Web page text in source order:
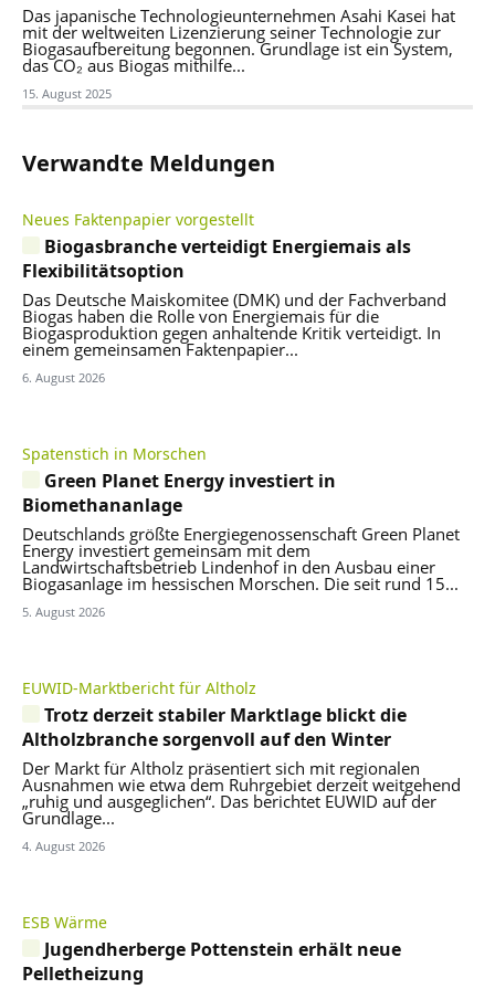
Das japanische Technologieunternehmen Asahi Kasei hat
mit der weltweiten Lizenzierung seiner Technologie zur
Biogasaufbereitung begonnen. Grundlage ist ein System,
das CO₂ aus Biogas mithilfe...
15. August 2025
Verwandte Meldungen
Neues Faktenpapier vorgestellt
Biogasbranche verteidigt Energiemais als
Flexibilitätsoption
Das Deutsche Maiskomitee (DMK) und der Fachverband
Biogas haben die Rolle von Energiemais für die
Biogasproduktion gegen anhaltende Kritik verteidigt. In
einem gemeinsamen Faktenpapier...
6. August 2026
Spatenstich in Morschen
Green Planet Energy investiert in
Biomethananlage
Deutschlands größte Energiegenossenschaft Green Planet
Energy investiert gemeinsam mit dem
Landwirtschaftsbetrieb Lindenhof in den Ausbau einer
Biogasanlage im hessischen Morschen. Die seit rund 15...
5. August 2026
EUWID-Marktbericht für Altholz
Trotz derzeit stabiler Marktlage blickt die
Altholzbranche sorgenvoll auf den Winter
Der Markt für Altholz präsentiert sich mit regionalen
Ausnahmen wie etwa dem Ruhrgebiet derzeit weitgehend
„ruhig und ausgeglichen“. Das berichtet EUWID auf der
Grundlage...
4. August 2026
ESB Wärme
Jugendherberge Pottenstein erhält neue
Pelletheizung